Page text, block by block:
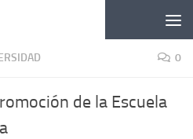
0
de la Escuela